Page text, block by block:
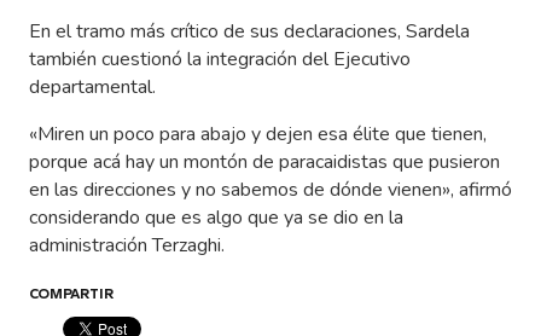
En el tramo más crítico de sus declaraciones, Sardela
también cuestionó la integración del Ejecutivo
departamental.
«Miren un poco para abajo y dejen esa élite que tienen,
porque acá hay un montón de paracaidistas que pusieron
en las direcciones y no sabemos de dónde vienen», afirmó
considerando que es algo que ya se dio en la
administración Terzaghi.
COMPARTIR